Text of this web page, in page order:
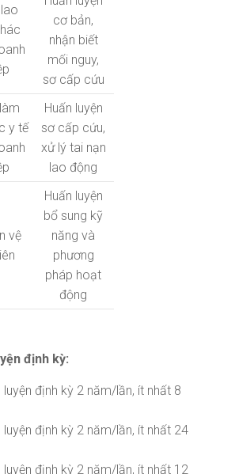
cơ bản,
nhận biết
mối nguy,
sơ cấp cứu
y tế
Huấn luyện
sơ cấp cứu,
xử lý tai nạn
lao động
vệ
Huấn luyện
bổ sung kỹ
năng và
phương
pháp hoạt
động
định kỳ:
luyện định kỳ 2 năm/lần, ít nhất 8
luyện định kỳ 2 năm/lần, ít nhất 24
luyện định kỳ 2 năm/lần, ít nhất 12